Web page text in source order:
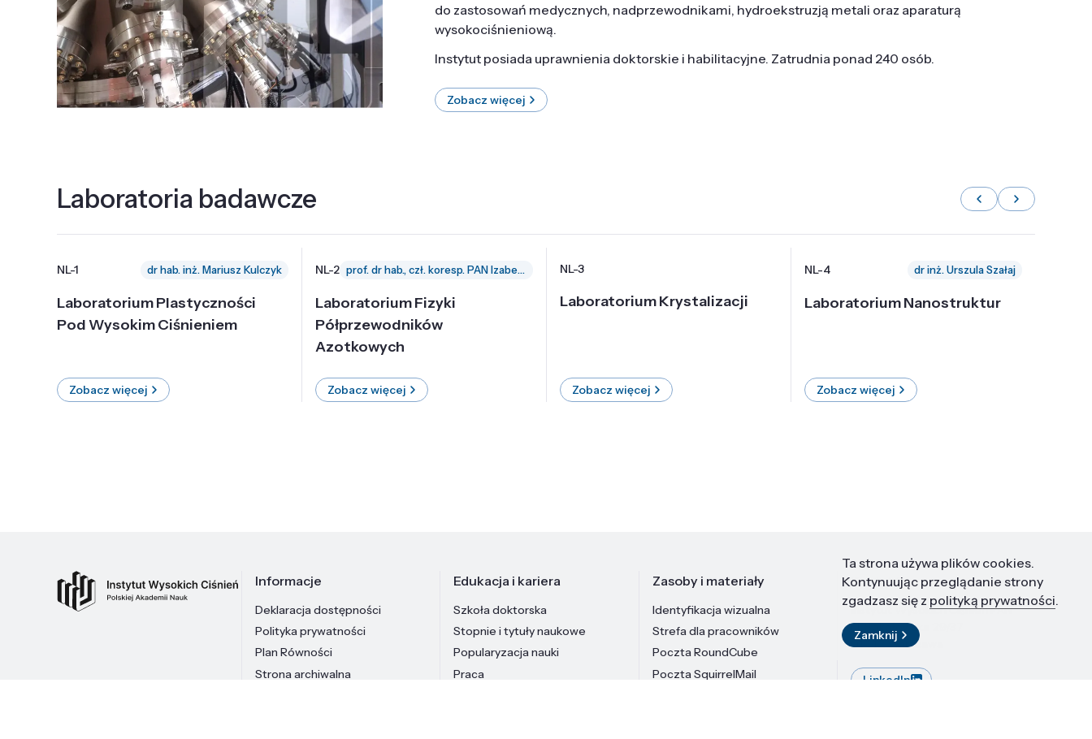
do zastosowań medycznych, nadprzewodnikami, hydroekstruzją metali oraz aparaturą
wysokociśnieniową.
Instytut posiada uprawnienia doktorskie i habilitacyjne. Zatrudnia ponad 240 osób.
Zobacz więcej
Laboratoria badawcze
NL-1 dr hab. inż. Mariusz Kulczyk
Laboratorium Plastyczności
Pod Wysokim Ciśnieniem
Zobacz więcej
NL-2 prof. dr hab., czł. koresp. PAN Izabella Grzegory
Laboratorium Fizyki
Półprzewodników
Azotkowych
Zobacz więcej
NL-3
Laboratorium Krystalizacji
Zobacz więcej
NL-4 dr inż. Urszula Szałaj
Laboratorium Nanostruktur
Zobacz więcej
Informacje
Deklaracja dostępności
Polityka prywatności
Plan Równości
Strona archiwalna
Edukacja i kariera
Szkoła doktorska
Stopnie i tytuły naukowe
Popularyzacja nauki
Praca
Zasoby i materiały
Identyfikacja wizualna
Strefa dla pracowników
Poczta RoundCube
Poczta SquirrelMail
Kontakt
Instytut Wysokich Ciśnień PAN
ul. Sokołowska 29/37
01-142 Warszawa
LinkedIn
Ta strona używa plików cookies.
Kontynuując przeglądanie strony
zgadzasz się z polityką prywatności.
Zamknij